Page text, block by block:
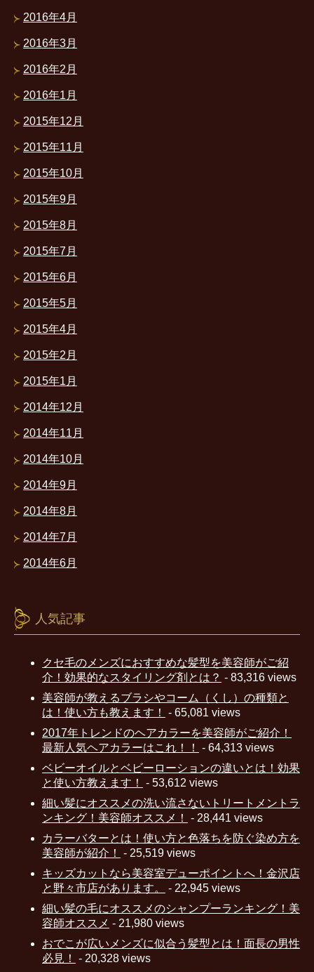
2016年4月
2016年3月
2016年2月
2016年1月
2015年12月
2015年11月
2015年10月
2015年9月
2015年8月
2015年7月
2015年6月
2015年5月
2015年4月
2015年2月
2015年1月
2014年12月
2014年11月
2014年10月
2014年9月
2014年8月
2014年7月
2014年6月
人気記事
クセ毛のメンズにおすすめな髪型を美容師がご紹
介！効果的なスタイリング剤とは？ - 83,316 views
美容師が教えるブラシやコーム（くし）の種類と
は！使い方も教えます！
- 65,081 views
2017年トレンドのヘアカラーを美容師がご紹介！
最新人気ヘアカラーはこれ！！
- 64,313 views
ベビーオイルとベビーローションの違いとは！効果
と使い方教えます！
- 53,612 views
細い髪にオススメの洗い流さないトリートメントラ
ンキング！美容師オススメ！
- 28,441 views
カラーバターとは！使い方と色落ちを防ぐ染め方を
美容師が紹介！
- 25,519 views
キッズカットなら美容室デューポイントへ！金沢店
と野々市店があります。
- 22,945 views
細い髪の毛にオススメのシャンプーランキング！美
容師オススメ - 21,980 views
おでこが広いメンズに似合う髪型とは！面長の男性
必見！
- 20,328 views